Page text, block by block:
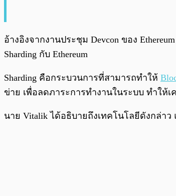
อ้างอิงจากงานประชุม Devcon ของ
Sharding กับ Ethereum
Sharding คือกระบวนการที่สามารถทำให้
ข่าย เพื่อลดภาระการทำงานในระบบ ทำให้
นาย Vitalik ได้อธิบายถึงเทคโนโลยีดังกล่าว